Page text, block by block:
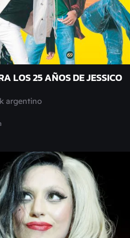
LOS 25 AÑOS DE JESSICO
argentino